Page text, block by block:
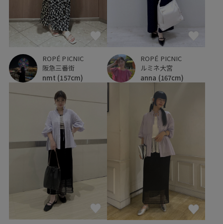
ROPÉ PICNIC
阪急三番街
nmt (157cm)
ROPÉ PICNIC
ルミネ大宮
anna (167cm)